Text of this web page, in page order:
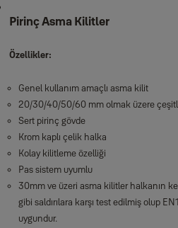
Pirinç Asma Kilitler
Özellikler:
Genel kullanım amaçlı asma kilit
20/30/40/50/60 mm olmak üzere
Sert pirinç gövde
Krom kaplı çelik halka
Kolay kilitleme özelliği
Pas sistem uyumlu
30mm ve üzeri asma kilitler halkanın
gibi saldırılara karşı test edilmiş olup
uygundur.